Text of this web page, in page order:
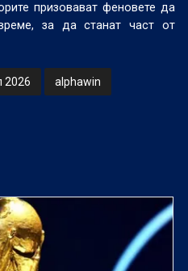
призовават феновете да
за да станат част от
2026 alphawin